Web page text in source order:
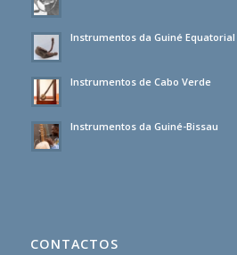
Instrumentos da Guiné Equatorial
Instrumentos de Cabo Verde
Instrumentos da Guiné-Bissau
CONTACTOS